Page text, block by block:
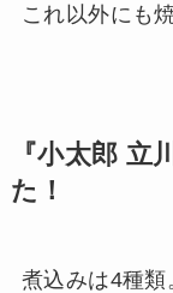
これ以外にも
『小太郎 立
た！
煮込みは4種類